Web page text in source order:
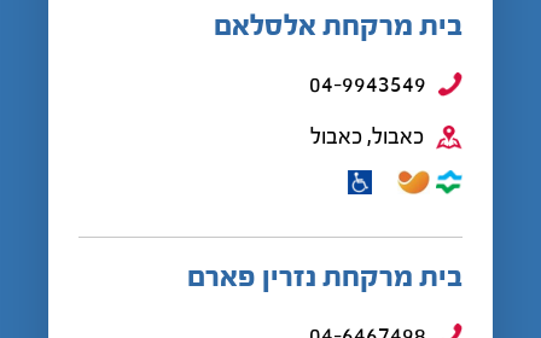
בית מרקחת אלסלאם
04-9943549
כאבול, כאבול
בית מרקחת נזרין פארם